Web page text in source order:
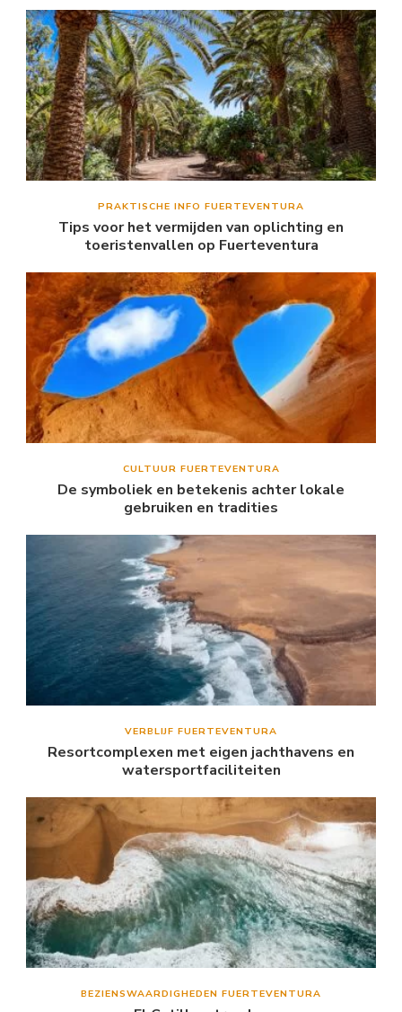
PRAKTISCHE INFO FUERTEVENTURA
Tips voor het vermijden van oplichting en
toeristenvallen op Fuerteventura
CULTUUR FUERTEVENTURA
De symboliek en betekenis achter lokale
gebruiken en tradities
VERBLIJF FUERTEVENTURA
Resortcomplexen met eigen jachthavens en
watersportfaciliteiten
BEZIENSWAARDIGHEDEN FUERTEVENTURA